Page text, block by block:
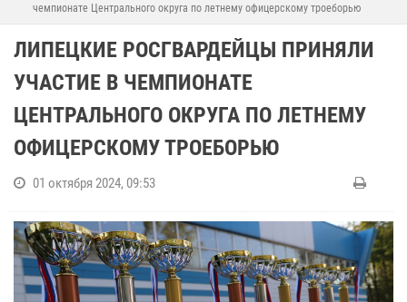
чемпионате Центрального округа по летнему офицерскому троеборью
ЛИПЕЦКИЕ РОСГВАРДЕЙЦЫ ПРИНЯЛИ
УЧАСТИЕ В ЧЕМПИОНАТЕ
ЦЕНТРАЛЬНОГО ОКРУГА ПО ЛЕТНЕМУ
ОФИЦЕРСКОМУ ТРОЕБОРЬЮ
01 октября 2024, 09:53